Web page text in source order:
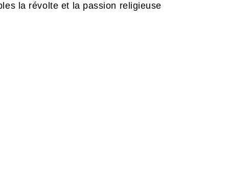
la révolte et la passion religieuse